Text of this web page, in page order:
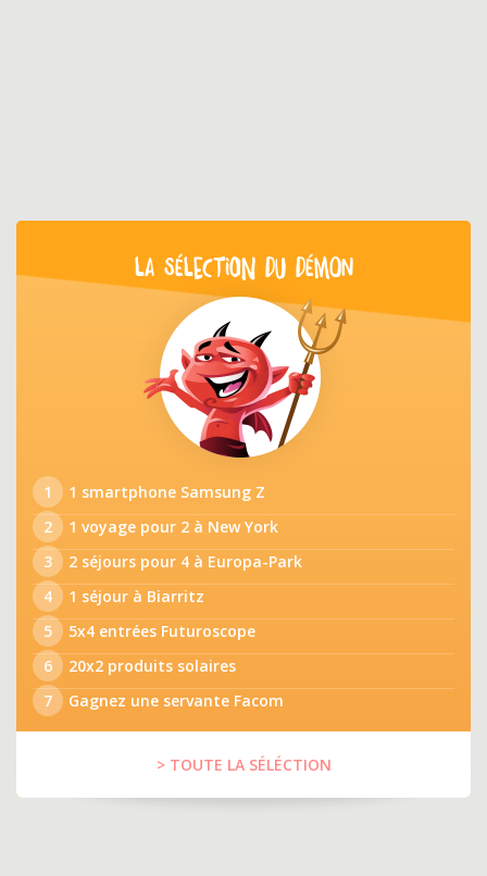
LA SÉLECTION DU DÉMON
1
1 smartphone Samsung Z
2
1 voyage pour 2 à New York
3
2 séjours pour 4 à Europa-Park
4
1 séjour à Biarritz
5
5x4 entrées Futuroscope
6
20x2 produits solaires
7
Gagnez une servante Facom
> TOUTE LA SÉLÉCTION